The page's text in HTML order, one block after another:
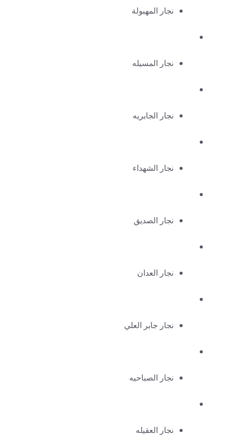
نجار المهبولة
نجار المسيله
نجار الجابريه
نجار الشهداء
نجار الصديق
نجار العدان
نجار جابر العلي
نجار الصباحيه
نجار العقيله